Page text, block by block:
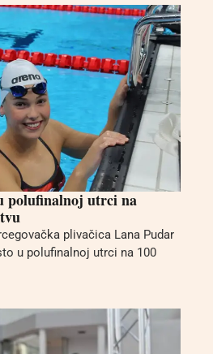
polufinalnoj utrci na
plivačica Lana Pudar
u polufinalnoj utrci na 100